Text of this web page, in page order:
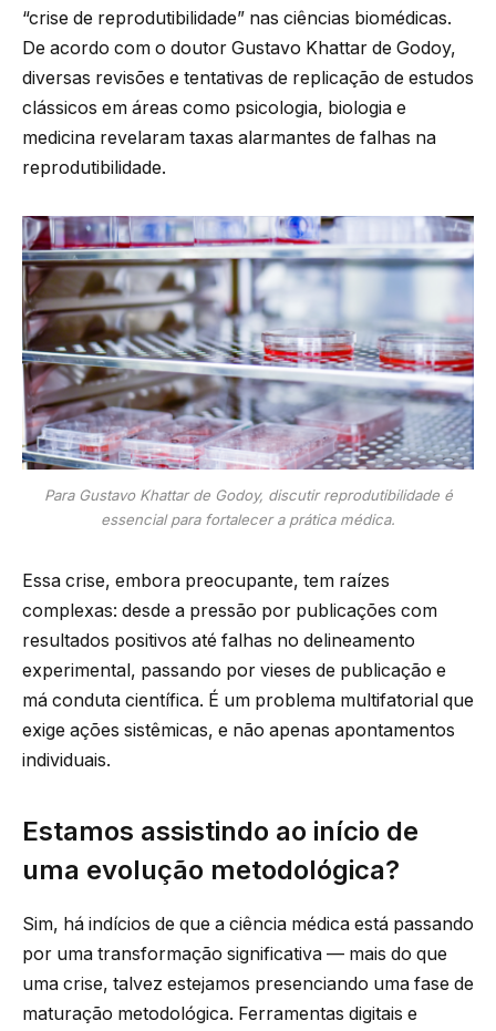
“crise de reprodutibilidade” nas ciências biomédicas.
De acordo com o doutor Gustavo Khattar de Godoy,
diversas revisões e tentativas de replicação de estudos
clássicos em áreas como psicologia, biologia e
medicina revelaram taxas alarmantes de falhas na
reprodutibilidade.
Para Gustavo Khattar de Godoy, discutir reprodutibilidade é
essencial para fortalecer a prática médica.
Essa crise, embora preocupante, tem raízes
complexas: desde a pressão por publicações com
resultados positivos até falhas no delineamento
experimental, passando por vieses de publicação e
má conduta científica. É um problema multifatorial que
exige ações sistêmicas, e não apenas apontamentos
individuais.
Estamos assistindo ao início de
uma evolução metodológica?
Sim, há indícios de que a ciência médica está passando
por uma transformação significativa — mais do que
uma crise, talvez estejamos presenciando uma fase de
maturação metodológica. Ferramentas digitais e